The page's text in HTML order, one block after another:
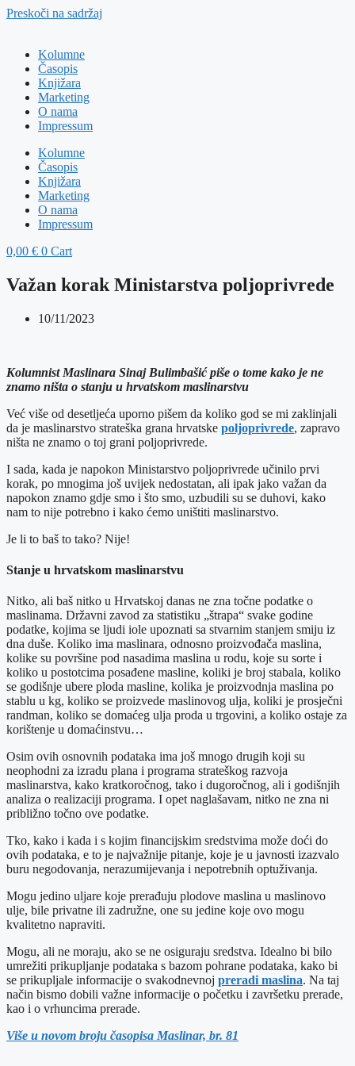
Preskoči na sadržaj
Kolumne
Časopis
Knjižara
Marketing
O nama
Impressum
Kolumne
Časopis
Knjižara
Marketing
O nama
Impressum
0,00 € 0 Cart
Važan korak Ministarstva poljoprivrede
10/11/2023
Kolumnist Maslinara Sinaj Bulimbašić piše o tome kako je ne
znamo ništa o stanju u hrvatskom maslinarstvu
Već više od desetljeća uporno pišem da koliko god se mi zaklinjali
da je maslinarstvo strateška grana hrvatske poljoprivrede, zapravo
ništa ne znamo o toj grani poljoprivrede.
I sada, kada je napokon Ministarstvo poljoprivrede učinilo prvi
korak, po mnogima još uvijek nedostatan, ali ipak jako važan da
napokon znamo gdje smo i što smo, uzbudili su se duhovi, kako
nam to nije potrebno i kako ćemo uništiti maslinarstvo.
Je li to baš to tako? Nije!
Stanje u hrvatskom maslinarstvu
Nitko, ali baš nitko u Hrvatskoj danas ne zna točne podatke o
maslinama. Državni zavod za statistiku „štrapa“ svake godine
podatke, kojima se ljudi iole upoznati sa stvarnim stanjem smiju iz
dna duše. Koliko ima maslinara, odnosno proizvođača maslina,
kolike su površine pod nasadima maslina u rodu, koje su sorte i
koliko u postotcima posađene masline, koliki je broj stabala, koliko
se godišnje ubere ploda masline, kolika je proizvodnja maslina po
stablu u kg, koliko se proizvede maslinovog ulja, koliki je prosječni
randman, koliko se domaćeg ulja proda u trgovini, a koliko ostaje za
korištenje u domaćinstvu…
Osim ovih osnovnih podataka ima još mnogo drugih koji su
neophodni za izradu plana i programa strateškog razvoja
maslinarstva, kako kratkoročnog, tako i dugoročnog, ali i godišnjih
analiza o realizaciji programa. I opet naglašavam, nitko ne zna ni
približno točno ove podatke.
Tko, kako i kada i s kojim financijskim sredstvima može doći do
ovih podataka, e to je najvažnije pitanje, koje je u javnosti izazvalo
buru negodovanja, nerazumijevanja i nepotrebnih optuživanja.
Mogu jedino uljare koje prerađuju plodove maslina u maslinovo
ulje, bile privatne ili zadružne, one su jedine koje ovo mogu
kvalitetno napraviti.
Mogu, ali ne moraju, ako se ne osiguraju sredstva. Idealno bi bilo
umrežiti prikupljanje podataka s bazom pohrane podataka, kako bi
se prikupljale informacije o svakodnevnoj preradi maslina. Na taj
način bismo dobili važne informacije o početku i završetku prerade,
kao i o vrhuncima prerade.
Više u novom broju časopisa Maslinar, br. 81